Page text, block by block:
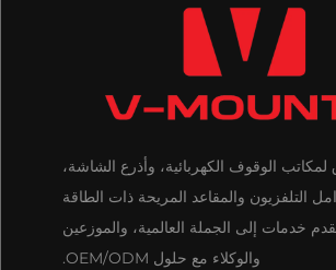
الوقوف الكهربائية، وأذرع الشاشة،
التلفزيون والمقاعد المريحة ذات الطاقة
خدمات إلى الجملة العالمية، والموزعين
والوكلاء مع حلول OEM/ODM.